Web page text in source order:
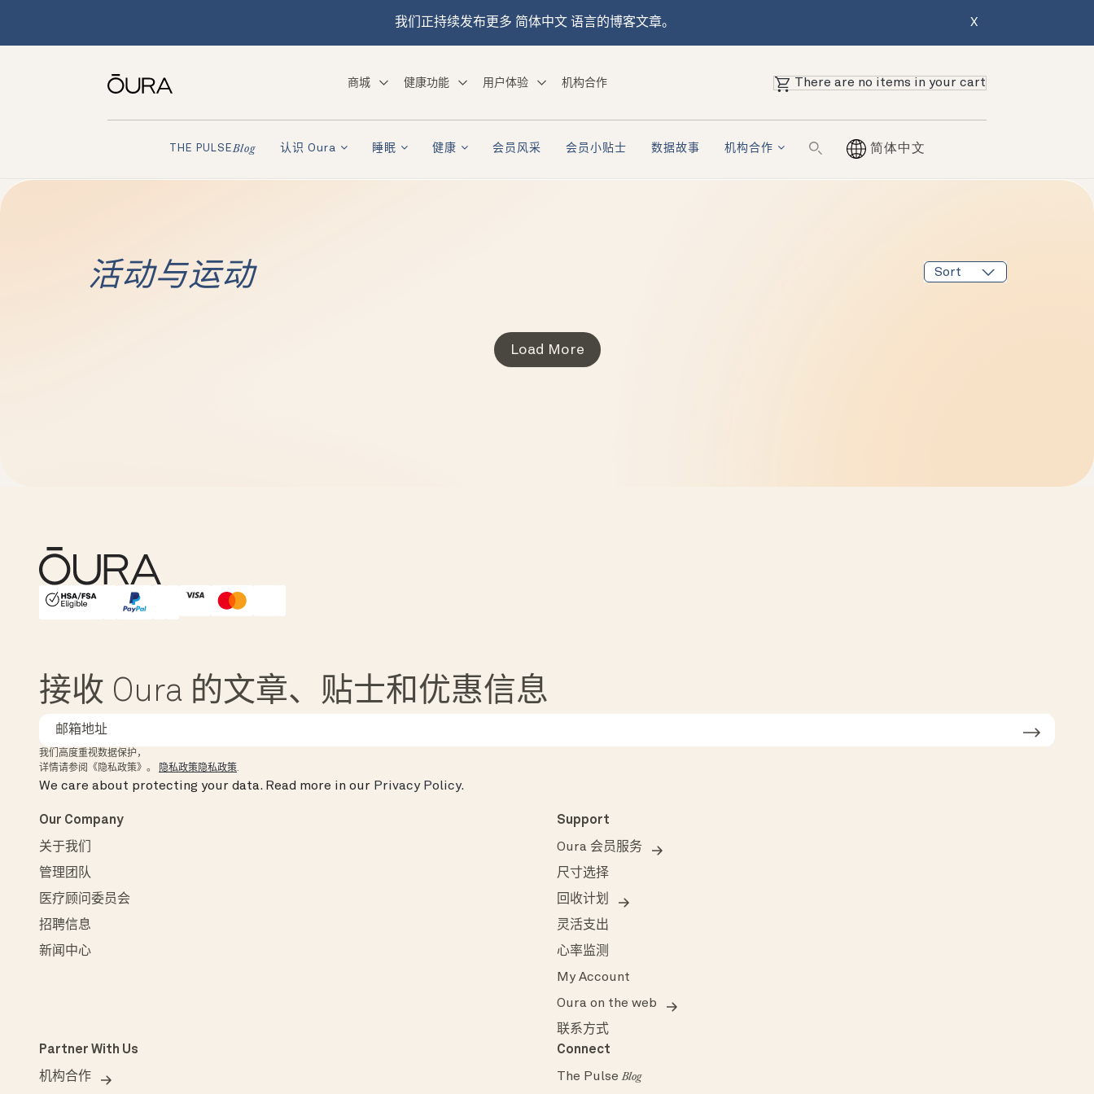
我们正持续发布更多 简体中文 语言的博客文章。 X
商城 健康功能 用户体验 机构合作 There are no items in your cart
THE PULSEBlog 认识 Oura 睡眠 健康 会员风采 会员小贴士 数据故事 机构合作 简体中文
活动与运动
Load More
HSA/FSA Eligible
Affirm
接收 Oura 的文章、贴士和优惠信息
我们高度重视数据保护，
详情请参阅《隐私政策》。
隐私政策隐私政策.
We care about protecting your data. Read more in our Privacy Policy.
Our Company
关于我们
管理团队
医疗顾问委员会
招聘信息
新闻中心
Support
Oura 会员服务
尺寸选择
回收计划
灵活支出
心率监测
My Account
Oura on the web
联系方式
Partner With Us
机构合作
Connect
The PulseBlog